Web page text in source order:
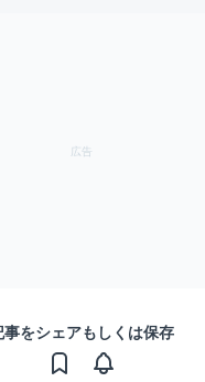
事をシェアもしくは保存